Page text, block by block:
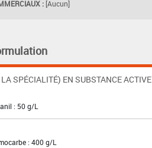
: [Aucun]
SPÉCIALITÉ) EN SUBSTANCE ACTIVE
: 50 g/L
: 400 g/L